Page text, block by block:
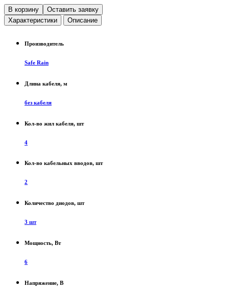
В корзину
Оставить заявку
Характеристики
Описание
Производитель
Safe Rain
Длина кабеля, м
без кабеля
Кол-во жил кабеля, шт
4
Кол-во кабельных вводов, шт
2
Количество диодов, шт
3 шт
Мощность, Вт
6
Напряжение, В